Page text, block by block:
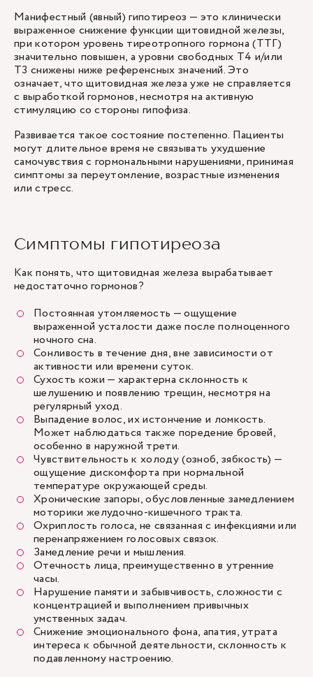
Манифестный (явный) гипотиреоз — это клинически
выраженное снижение функции щитовидной железы,
при котором уровень тиреотропного гормона (ТТГ)
значительно повышен, а уровни свободных Т4 и/или
Т3 снижены ниже референсных значений. Это
означает, что щитовидная железа уже не справляется
с выработкой гормонов, несмотря на активную
стимуляцию со стороны гипофиза.
Развивается такое состояние постепенно. Пациенты
могут длительное время не связывать ухудшение
самочувствия с гормональными нарушениями, принимая
симптомы за переутомление, возрастные изменения
или стресс.
Симптомы гипотиреоза
Как понять, что щитовидная железа вырабатывает
недостаточно гормонов?
Постоянная утомляемость — ощущение
выраженной усталости даже после полноценного
ночного сна.
Сонливость в течение дня, вне зависимости от
активности или времени суток.
Сухость кожи — характерна склонность к
шелушению и появлению трещин, несмотря на
регулярный уход.
Выпадение волос, их истончение и ломкость.
Может наблюдаться также поредение бровей,
особенно в наружной трети.
Чувствительность к холоду (озноб, зябкость) —
ощущение дискомфорта при нормальной
температуре окружающей среды.
Хронические запоры, обусловленные замедлением
моторики желудочно-кишечного тракта.
Охриплость голоса, не связанная с инфекциями или
перенапряжением голосовых связок.
Замедление речи и мышления.
Отечность лица, преимущественно в утренние
часы.
Нарушение памяти и забывчивость, сложности с
концентрацией и выполнением привычных
умственных задач.
Снижение эмоционального фона, апатия, утрата
интереса к обычной деятельности, склонность к
подавленному настроению.